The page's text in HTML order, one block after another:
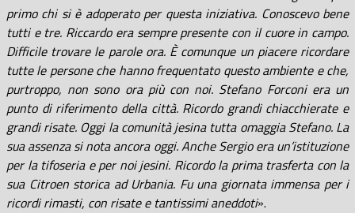
primo chi si è adoperato per questa iniziativa. Conoscevo bene
tutti e tre. Riccardo era sempre presente con il cuore in campo.
Difficile trovare le parole ora. È comunque un piacere ricordare
tutte le persone che hanno frequentato questo ambiente e che,
purtroppo, non sono ora più con noi. Stefano Forconi era un
punto di riferimento della città. Ricordo grandi chiacchierate e
grandi risate. Oggi la comunità jesina tutta omaggia Stefano. La
sua assenza si nota ancora oggi. Anche Sergio era un’istituzione
per la tifoseria e per noi jesini. Ricordo la prima trasferta con la
sua Citroen storica ad Urbania. Fu una giornata immensa per i
ricordi rimasti, con risate e tantissimi aneddoti».